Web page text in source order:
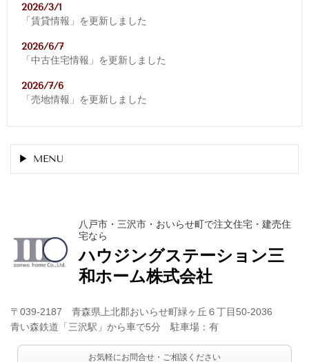
2026/3/1
「賃貸情報」を更新しました
2026/6/7
「中古住宅情報」を更新しました
2026/7/6
「売地情報」を更新しました
MENU
八戸市・三沢市・おいらせ町で注文住宅・建売住
宅なら
ハウジングステーション三
和ホーム株式会社
〒039-2187 青森県上北郡おいらせ町緑ヶ丘６丁目50-2036
青い森鉄道「三沢駅」から車で5分 駐車場：有
お気軽にお問合せ・ご相談ください